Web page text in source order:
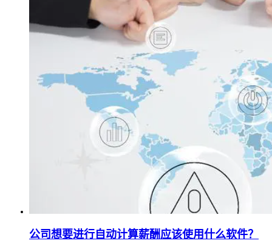
公司想要进行自动计算薪酬应该使用什么软件？